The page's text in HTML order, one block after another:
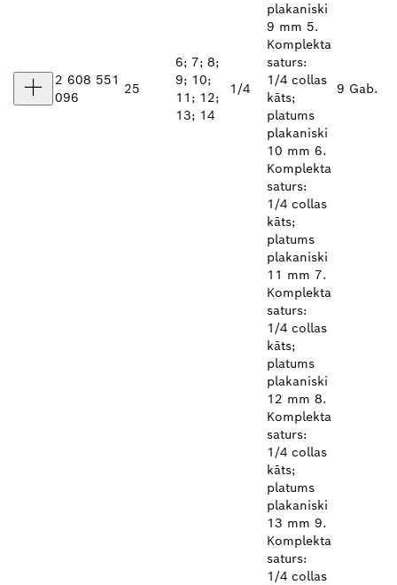
2 608 551
096
25
6; 7; 8;
9; 10;
11; 12;
13; 14
1/4
plakaniski
9 mm 5.
Komplekta
saturs:
1/4 collas
kāts;
platums
plakaniski
10 mm 6.
Komplekta
saturs:
1/4 collas
kāts;
platums
plakaniski
11 mm 7.
Komplekta
saturs:
1/4 collas
kāts;
platums
plakaniski
12 mm 8.
Komplekta
saturs:
1/4 collas
kāts;
platums
plakaniski
13 mm 9.
Komplekta
saturs:
1/4 collas
9 Gab.